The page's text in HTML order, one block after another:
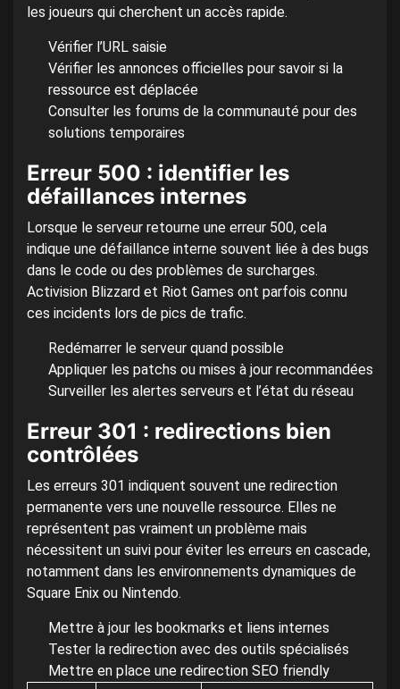
les joueurs qui cherchent un accès rapide.
Vérifier l’URL saisie
Vérifier les annonces officielles pour savoir si la
ressource est déplacée
Consulter les forums de la communauté pour des
solutions temporaires
Erreur 500 : identifier les
défaillances internes
Lorsque le serveur retourne une erreur 500, cela
indique une défaillance interne souvent liée à des bugs
dans le code ou des problèmes de surcharges.
Activision Blizzard et Riot Games ont parfois connu
ces incidents lors de pics de trafic.
Redémarrer le serveur quand possible
Appliquer les patchs ou mises à jour recommandées
Surveiller les alertes serveurs et l’état du réseau
Erreur 301 : redirections bien
contrôlées
Les erreurs 301 indiquent souvent une redirection
permanente vers une nouvelle ressource. Elles ne
représentent pas vraiment un problème mais
nécessitent un suivi pour éviter les erreurs en cascade,
notamment dans les environnements dynamiques de
Square Enix ou Nintendo.
Mettre à jour les bookmarks et liens internes
Tester la redirection avec des outils spécialisés
Mettre en place une redirection SEO friendly